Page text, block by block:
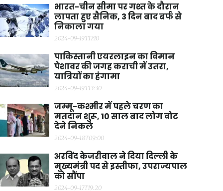
भारत-चीन सीमा पर गश्त के दौरान
लापता हुए सैनिक, 3 दिन बाद बर्फ से
निकाला गया
2024-09-19T17:10
पाकिस्तानी एयरलाइन का विमान
पेशावर की जगह कराची में उतरा,
यात्रियों का हंगामा
2024-09-19T13:30
जम्मू-कश्मीर में पहले चरण का
मतदान शुरू, 10 साल बाद लोग वोट
देने निकले
2024-09-18T09:00
अरविंद केजरीवाल ने दिया दिल्ली के
मुख्यमंत्री पद से इस्तीफा, उपराज्यपाल
को सौंपा
2024-09-17T19:20